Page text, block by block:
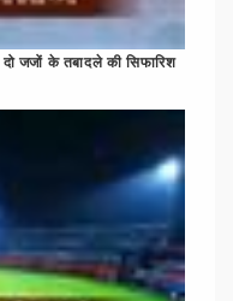
दो जजों के तबादले की सिफारिश